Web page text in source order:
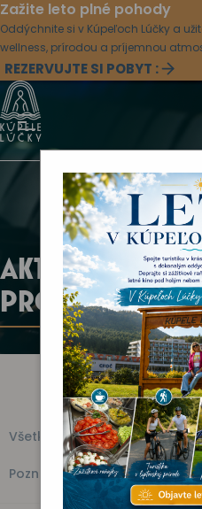
Zažite leto plné pohody
Oddýchnite si v Kúpeľoch Lúčky a
wellness, prírodou a príjemnou
REZERVUJTE SI POBYT :
AKTUÁLNY
PROGRAM
Všetky akcie Kino
Poznávanie